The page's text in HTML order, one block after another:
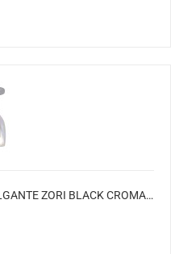
[OP-7295-12BC] LÁMPARA COLGANTE ZORI BLACK CROMADO